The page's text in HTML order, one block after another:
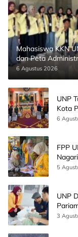
Mahasiswa KKN
dan Peta
6 Agustus 2026
UNP
Kota
CEO
6
FPP
5
UNP
AI
3